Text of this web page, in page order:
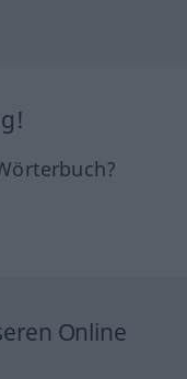
Online